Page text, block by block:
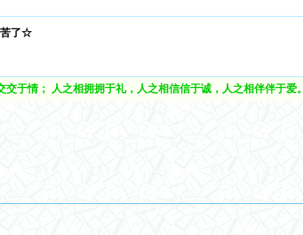
了☆
于情； 人之相拥拥于礼，人之相信信于诚，人之相伴伴于爱。